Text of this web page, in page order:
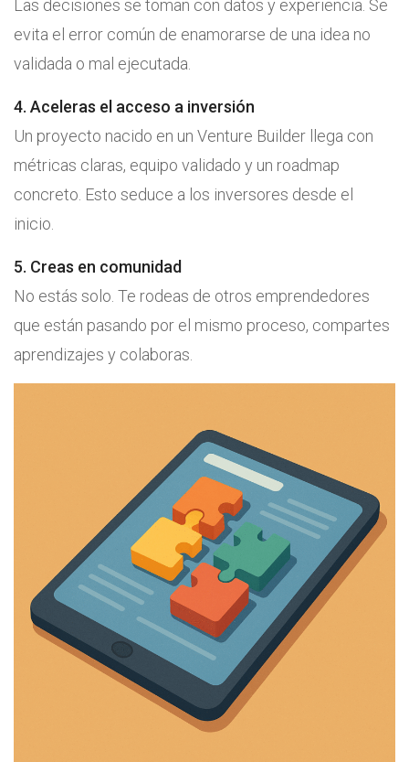
Las decisiones se toman con datos y experiencia. Se
evita el error común de enamorarse de una idea no
validada o mal ejecutada.
4. Aceleras el acceso a inversión
Un proyecto nacido en un Venture Builder llega con
métricas claras, equipo validado y un roadmap
concreto. Esto seduce a los inversores desde el
inicio.
5. Creas en comunidad
No estás solo. Te rodeas de otros emprendedores
que están pasando por el mismo proceso, compartes
aprendizajes y colaboras.